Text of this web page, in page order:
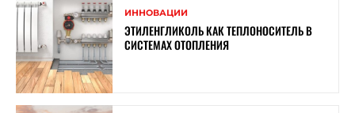
ИННОВАЦИИ
ЭТИЛЕНГЛИКОЛЬ КАК ТЕПЛОНОСИТЕЛЬ В
СИСТЕМАХ ОТОПЛЕНИЯ